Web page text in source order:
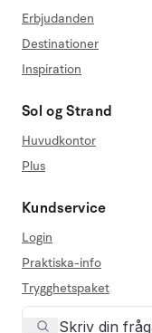
Erbjudanden
Destinationer
Inspiration
Sol og Strand
Huvudkontor
Plus
Kundservice
Login
Praktiska-info
Trygghetspaket